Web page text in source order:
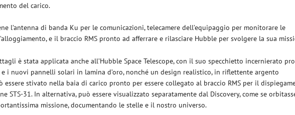
del carico.
l’antenna di banda Ku per le comunicazioni, telecamere dell’equipaggio per monitorare le
e il braccio RMS pronto ad afferrare e rilasciare Hubble per svolgere la sua
è stata applicata anche all’Hubble Space Telescope, con il suo specchietto incernierato
e i nuovi pannelli solari in lamina d’oro, nonché un design realistico, in riflettente argento
essere stivato nella baia di carico pronto per essere collegato al braccio RMS per il
STS-31. In alternativa, può essere visualizzato separatamente dal Discovery, come se
missione, documentando le stelle e il nostro universo.